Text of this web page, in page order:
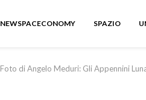
NEWSPACECONOMY SPAZIO
Foto di Angelo Meduri: Gli Appennini